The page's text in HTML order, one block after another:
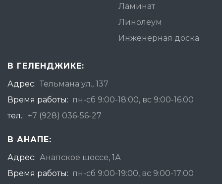
Ламинат
Линолеум
Инженерная доска
В ГЕЛЕНДЖИКЕ:
Адрес: Тельмана ул., 137
Время работы: пн-сб 9:00-18:00, вс 9:00-16:00
тел.: +7 (928) 036-56-27
В АНАПЕ:
Адрес: Анапское шоссе, 1А
Время работы: пн-сб 9:00-19:00, вс 9:00-17:00